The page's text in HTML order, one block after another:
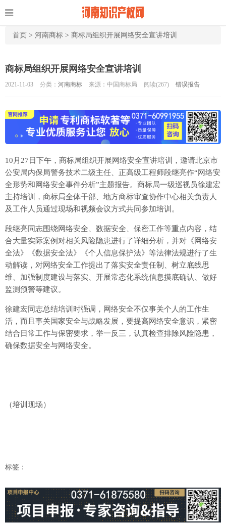
首页 > 河南商标 > 商标局组织开展网络安全宣讲培训
商标局组织开展网络安全宣讲培训
2021-11-03 分类： 河南商标 来源：中国商标局 阅读(267) 错误报告
10月27日下午，商标局组织开展网络安全宣讲培训，邀请北京市
公安局内保局警务技术二级主任、正高级工程师段继亮作“网络安
全形势和网络安全事件分析”主题报告。商标局一级巡视员徐建宏
主持培训，商标局全体干部、地方商标审查协作中心相关负责人
及工作人员通过现场和视频会议方式共同参加培训。
段继亮同志围绕网络安全、数据安全、保密工作等重点内容，结
合大量实际案例对相关风险隐患进行了详细分析，并对《网络安
全法》《数据安全法》《个人信息保护法》等法律法规进行了生
动解读，对网络安全工作提出了落实安全责任制、树立底线思
维、加强制度建设与落实、开展常态化系统信息摸底确认、做好
监测预警等建议。
徐建宏同志总结培训时强调，网络安全不仅事关个人的工作生
活，而且事关国家安全与战略发展，要提高网络安全意识，紧密
结合日常工作与保密要求，举一反三，认真检查排除风险隐患，
确保数据安全与网络安全。
（培训现场）
标签：